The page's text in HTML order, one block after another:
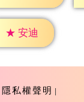
★ 安迪
隱私權聲明